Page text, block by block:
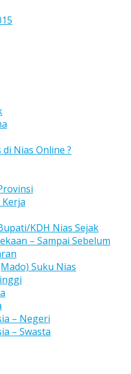
Nias Online ?
KDH Nias Sejak
– Sampai Sebelum
Suku Nias
– Negeri
– Swasta